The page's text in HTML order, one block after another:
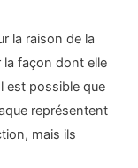
la raison de la
façon dont elle
est possible que
représentent
mais ils